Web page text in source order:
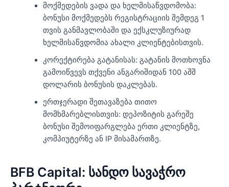
მოქმედების ვადა და ხელმისაწვდომობა:
ბონუსი მოქმედებს რეგისტრაციის შემდეგ 1
თვის განმავლობაში და ექსკლუზიურად
ხელმისაწვდომია ახალი კლიენტებისთვის.
კორექტირება გატანისას: გატანის მოთხოვნა
გამოიწვევს თქვენი ანგარიშიდან 100 აშშ
დოლარის ბონუსის დაკლებას.
ერთჯერადი შეთავაზება თითო
მომხმარებლისთვის: დეპოზიტის გარეშე
ბონუსი შემოიფარგლება ერთი კლიენტზე,
კომპიუტერზე ან IP მისამართზე.
BFB Capital: სანდო სავაჭრო